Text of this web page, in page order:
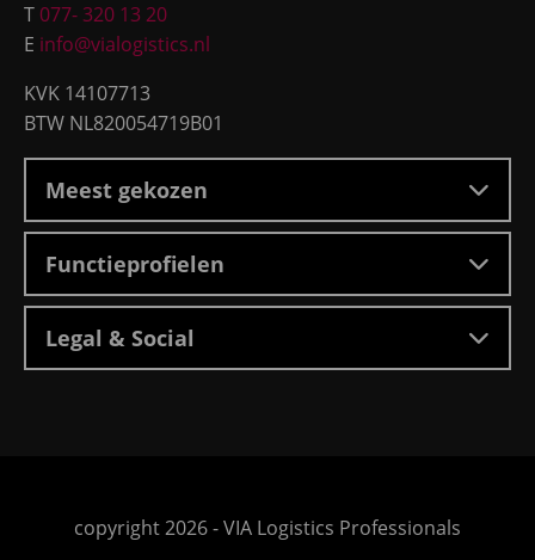
T 077- 320 13 20
E info@vialogistics.nl
KVK 14107713
BTW NL820054719B01
Meest gekozen
Functieprofielen
Legal & Social
Ga
copyright 2026 -VIA Logistics Professionals